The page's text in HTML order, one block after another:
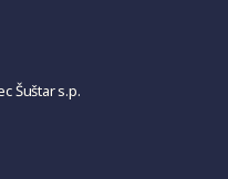
Šuštar s.p.